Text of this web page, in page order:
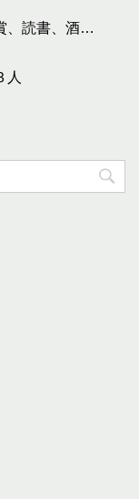
、読書、酒…
人